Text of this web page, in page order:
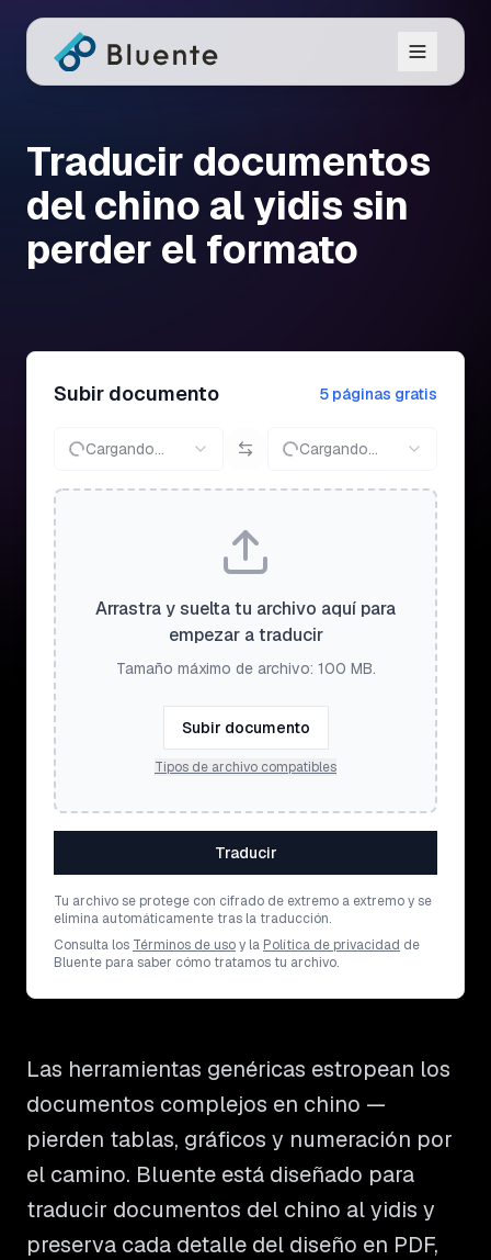
Traducir documentos
del chino al yidis sin
perder el formato
Subir documento 5 páginas gratis
Cargando... Cargando...
Arrastra y suelta tu archivo aquí para
empezar a traducir
Tamaño máximo de archivo: 100 MB.
Subir documento
Tipos de archivo compatibles
Traducir
Tu archivo se protege con cifrado de extremo a extremo y se
elimina automáticamente tras la traducción.
Consulta los Términos de usoy la Política de privacidad de
Bluente para saber cómo tratamos tu archivo.
Las herramientas genéricas estropean los
documentos complejos en chino —
pierden tablas, gráficos y numeración por
el camino. Bluente está diseñado para
traducir documentos del chino al yidis y
preserva cada detalle del diseño en PDF,